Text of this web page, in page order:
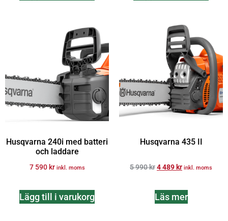
Husqvarna 240i​ med batteri
och laddare
7 590 kr inkl. moms
Lägg till i varukorg
Husqvarna 435 II
5 990kr4 489 kr inkl. moms
Läs mer